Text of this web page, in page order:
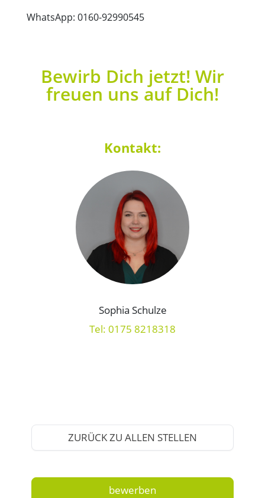
WhatsApp: 0160-92990545
Bewirb Dich jetzt! Wir
freuen uns auf Dich!
Kontakt:
Sophia Schulze
Tel: 0175 8218318
ZURÜCK ZU ALLEN STELLEN
bewerben